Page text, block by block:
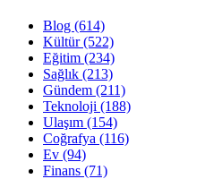
Blog (614)
Kültür(522)
Eğitim (234)
Sağlık (213)
Gündem (211)
Teknoloji (188)
Ulaşım (154)
Coğrafya (116)
Ev (94)
Finans (71)